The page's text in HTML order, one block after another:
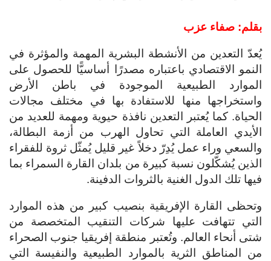
بقلم: صفاء عزب
يُعدّ التعدين من الأنشطة البشرية المهمة والمؤثرة في
النمو الاقتصادي باعتباره مصدرًا أساسيًّا للحصول على
الموارد الطبيعية الموجودة في باطن الأرض
واستخراجها منها للاستفادة بها في مختلف مجالات
الحياة. كما يُعتبر التعدين نافذة حيوية ومهمة للعديد من
الأيدي العاملة التي تحاول الهرب من أزمة البطالة،
والسعي وراء عمل يُدِرّ دخلاً غير قليل يُمثّل ثروة للفقراء
الذين يُشكّلون نسبة كبيرة من بلدان القارة السمراء بما
فيها تلك الدول الغنية بالثروات الدفينة.
وتحظى القارة الإفريقية بنصيب كبير من هذه الموارد
التي تتهافت عليها شركات التنقيب المتخصصة من
شتى أنحاء العالم. وتُعتبر منطقة إفريقيا جنوب الصحراء
من المناطق الثرية بالموارد الطبيعية والنفيسة التي